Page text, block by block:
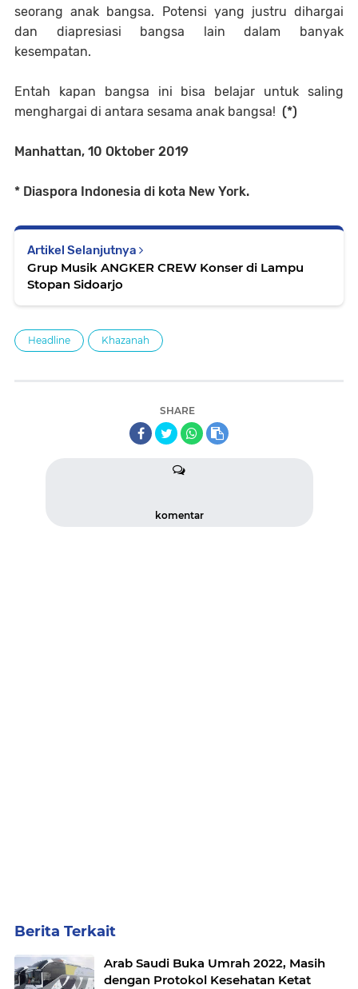
seorang anak bangsa. Potensi yang justru dihargai
dan diapresiasi bangsa lain dalam banyak
kesempatan.
Entah kapan bangsa ini bisa belajar untuk saling
menghargai di antara sesama anak bangsa! (*)
Manhattan, 10 Oktober 2019
* Diaspora Indonesia di kota New York.
Artikel Selanjutnya
Grup Musik ANGKER CREW Konser di Lampu
Stopan Sidoarjo
Headline Khazanah
SHARE
komentar
Berita Terkait
Arab Saudi Buka Umrah 2022, Masih
dengan Protokol Kesehatan Ketat